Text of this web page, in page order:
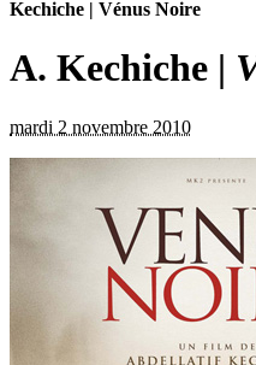
Kechiche | Vénus Noire
A. Kechiche |
mardi 2 novembre 2010